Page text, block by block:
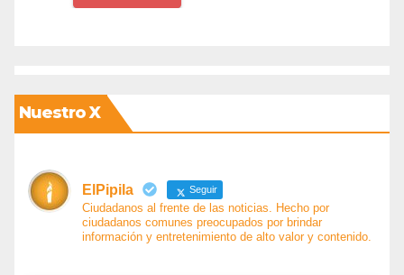
Nuestro X
ElPipila Seguir
Ciudadanos al frente de las noticias. Hecho por
ciudadanos comunes preocupados por brindar
información y entretenimiento de alto valor y contenido.